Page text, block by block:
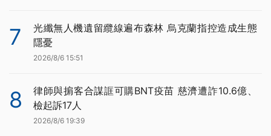
7
光纖無人機遺留纜線遍布森林 烏克蘭指控造成生態
隱憂
2026/8/6 15:51
8
律師與掮客合謀誆可購BNT疫苗 慈濟遭詐10.6億、
檢起訴17人
2026/8/6 19:39